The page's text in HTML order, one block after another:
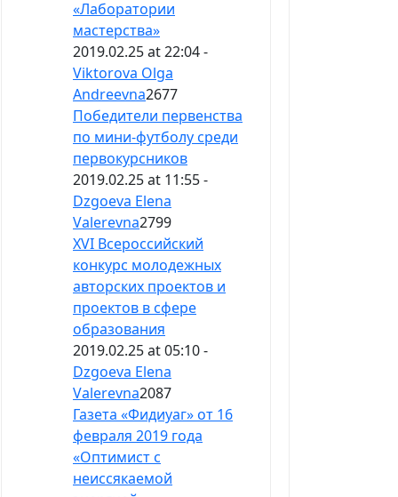
«Лаборатории
мастерства»
2019.02.25 at 22:04 -
Viktorova Olga
Andreevna2677
Победители первенства
по мини-футболу среди
первокурсников
2019.02.25 at 11:55 -
Dzgoeva Elena
Valerevna2799
XVI Всероссийский
конкурс молодежных
авторских проектов и
проектов в сфере
образования
2019.02.25 at 05:10 -
Dzgoeva Elena
Valerevna2087
Газета «Фидиуаг» от 16
февраля 2019 года
«Оптимист с
неиссякаемой